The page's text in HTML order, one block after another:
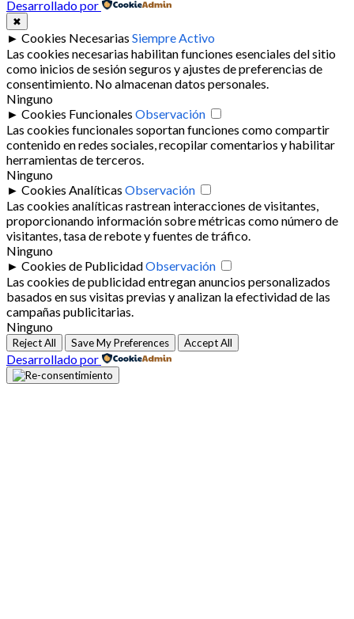
Desarrollado por
✖
► Cookies Necesarias Siempre Activo
Las cookies necesarias habilitan funciones esenciales del sitio
como inicios de sesión seguros y ajustes de preferencias de
consentimiento. No almacenan datos personales.
Ninguno
► Cookies Funcionales Observación
Las cookies funcionales soportan funciones como compartir
contenido en redes sociales, recopilar comentarios y habilitar
herramientas de terceros.
Ninguno
► Cookies Analíticas Observación
Las cookies analíticas rastrean interacciones de visitantes,
proporcionando información sobre métricas como número de
visitantes, tasa de rebote y fuentes de tráfico.
Ninguno
► Cookies de PublicidadObservación
Las cookies de publicidad entregan anuncios personalizados
basados en sus visitas previas y analizan la efectividad de las
campañas publicitarias.
Ninguno
Reject All Save My Preferences Accept All
Desarrollado por